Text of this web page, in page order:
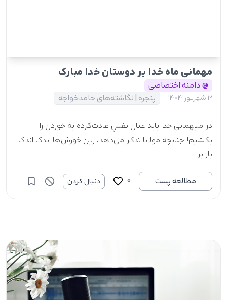
مهمانی ماه خدا بر دوستان خدا مبارک
@ دامنه اختصاصی
12 شهریور 1404 پنجره | نگاشته‌های حامدخواجه
در میهمانی خدا باید عنان نفسِ عادت‌کرده به خوردن را
بکشیم! چنانچه مولانا تذکر می‌دهد: زین خورش‌ها اندک اندک
باز بر ...
مطالعه پست
0 دنبال کردن